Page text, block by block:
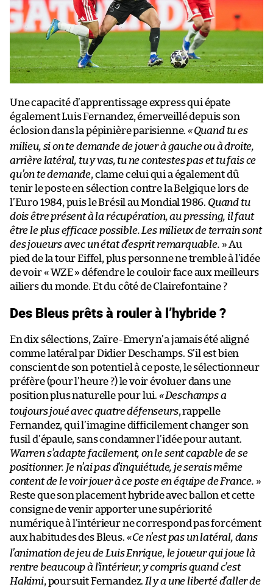
Une capacité d’apprentissage express qui épate
également Luis Fernandez, émerveillé depuis son
éclosion dans la pépinière parisienne. «Quand tu es
milieu, si on te demande de jouer à gauche ou à droite,
arrière latéral, tu y vas, tu ne contestes pas et tu fais ce
qu’on te demande, clame celui qui a également dû
tenir le poste en sélection contre la Belgique lors de
l’Euro 1984, puis le Brésil au Mondial 1986. Quand tu
dois être présent à la récupération, au pressing, il faut
être le plus efficace possible. Les milieux de terrain sont
des joueurs avec un état d’esprit remarquable. » Au
pied de la tour Eiffel, plus personne ne tremble à l’idée
de voir « WZE » défendre le couloir face aux meilleurs
ailiers du monde. Et du côté de Clairefontaine ?
Des Bleus prêts à rouler à l’hybride ?
En dix sélections, Zaïre-Emery n’a jamais été aligné
comme latéral par Didier Deschamps. S’il est bien
conscient de son potentiel à ce poste, le sélectionneur
préfère (pour l’heure ?) le voir évoluer dans une
position plus naturelle pour lui. «Deschamps a
toujours joué avec quatre défenseurs, rappelle
Fernandez, qui l’imagine difficilement changer son
fusil d’épaule, sans condamner l’idée pour autant.
Warren s’adapte facilement, on le sent capable de se
positionner. Je n’ai pas d’inquiétude, je serais même
content de le voir jouer à ce poste en équipe de France. »
Reste que son placement hybride avec ballon et cette
consigne de venir apporter une supériorité
numérique à l’intérieur ne correspond pas forcément
aux habitudes des Bleus. «Ce n’est pas un latéral, dans
l’animation de jeu de Luis Enrique, le joueur qui joue là
rentre beaucoup à l’intérieur, y compris quand c’est
Hakimi, poursuit Fernandez. Il y a une liberté d’aller de